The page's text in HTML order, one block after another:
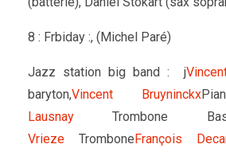
8 : Frbiday :, (Michel Paré)
Jazz station big band : j
baryton,Vincent Bruyninckx
Lausnay Trombone
Vrieze TromboneFrançois